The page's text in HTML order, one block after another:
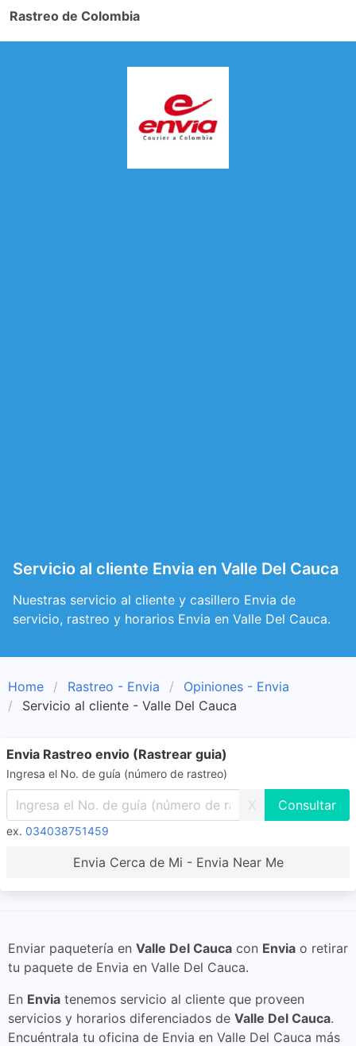
Rastreo de Colombia
Servicio al cliente Envia en Valle Del Cauca
Nuestras servicio al cliente y casillero Envia de
servicio, rastreo y horarios Envia en Valle Del Cauca.
Home Rastreo - Envia
Opiniones - Envia
Servicio al cliente - Valle Del Cauca
Envia Rastreo envio (Rastrear guia)
Ingresa el No. de guía (número de rastreo)
X
ex. 034038751459
Envia Cerca de Mi - Envia Near Me
Enviar paquetería en Valle Del Cauca con Envia o retirar
tu paquete de Envia en Valle Del Cauca.
En Envia tenemos servicio al cliente que proveen
servicios y horarios diferenciados de Valle Del Cauca.
Encuéntrala tu oficina de Envia en Valle Del Cauca más